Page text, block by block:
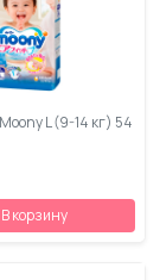
L (9-14 кг) 54
В корзину